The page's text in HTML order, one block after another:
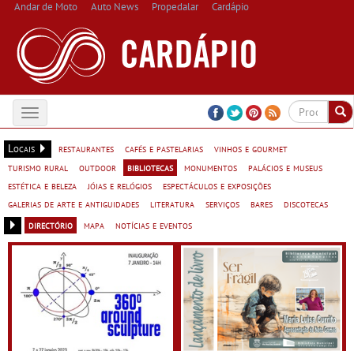
Andar de Moto Auto News Propedalar Cardápio
Toggle
navigation
Locais
restaurantes cafés e pastelarias
vinhos e gourmet
turismo rural
outdoor bibliotecas monumentos
palácios e museus
estética e beleza
jóias e relógios
espectáculos e exposições
galerias de arte e antiguidades
literatura serviços bares
discotecas
directório
mapa notícias e eventos